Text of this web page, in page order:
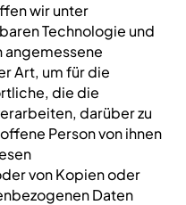
wir unter
Technologie und
Art, um für die
die die
darüber zu
Person von ihnen
von Kopien oder
Daten